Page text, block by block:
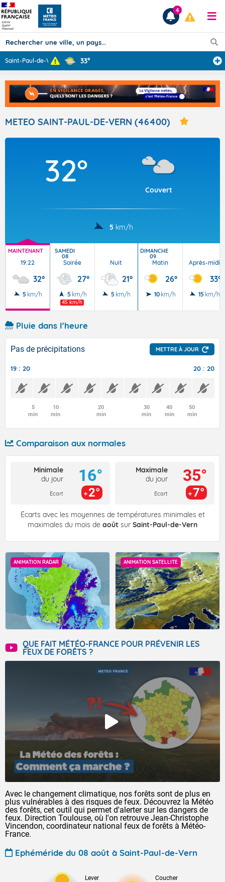
Prévisions
TOUS LES RÉSULTATS
Articles
4
Saint-Paul-de-V ... 33°
METEO SAINT-PAUL-DE-VERN (46400)
32°
Couvert
5 km/h
MAINTENANT
19:22
32°
5 km/h
SAMEDI
08
Soirée
27°
5 km/h
45 km/h
Nuit
21°
5 km/h
DIMANCHE
09
Matin
26°
10 km/h
Après-midi
33°
15 km/h
Pluie dans l'heure
Pas de précipitations METTRE À JOUR
19 : 20 20 : 20
5
min
10
min
20
min
30
min
40
min
50
min
Comparaison aux normales
Minimale
du jour
Ecart
16°
2°
Maximale
du jour
Ecart
35°
7°
Écarts avec les moyennes de températures minimales et
maximales du mois de août sur Saint-Paul-de-Vern
ANIMATION RADAR ANIMATION SATELLITE
QUE FAIT MÉTÉO-FRANCE POUR PRÉVENIR LES
FEUX DE FORÊTS ?
Avec le changement climatique, nos forêts sont de plus en
plus vulnérables à des risques de feux. Découvrez la Météo
des forêts, cet outil qui permet d'alerter sur les dangers de
feux. Direction Toulouse, où l'on retrouve Jean-Christophe
Vincendon, coordinateur national feux de forêts à Météo-
France.
Ephéméride du 08 août à Saint-Paul-de-Vern
Lever Coucher